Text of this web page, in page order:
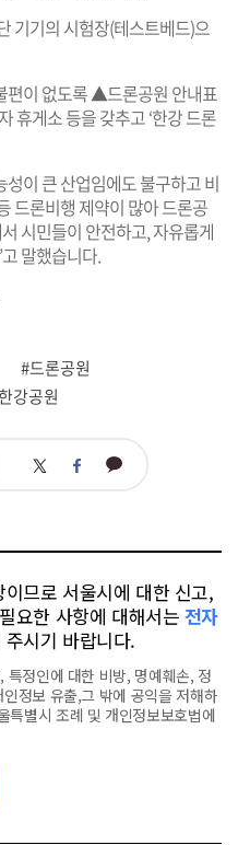
기기의 시험장(테스트베드)으
편이 없도록 ▲드론공원 안내표
게소 등을 갖추고 ‘한강 드론
이 큰 산업임에도 불구하고 비
드론비행 제약이 많아 드론공
시민들이 안전하고, 자유롭게
말했습니다.
#드론공원
강공원
트 페 카
므로 서울시에 대한 신고,
요한 사항에 대해서는 전자
주시기 바랍니다.
정인에 대한 비방, 명예훼손, 정
정보 유출,그 밖에 공익을 저해하
특별시 조례 및 개인정보보호법에